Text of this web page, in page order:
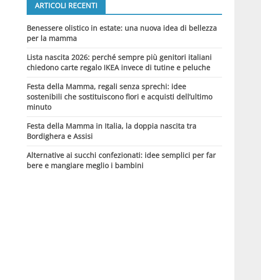
ARTICOLI RECENTI
Benessere olistico in estate: una nuova idea di bellezza
per la mamma
Lista nascita 2026: perché sempre più genitori italiani
chiedono carte regalo IKEA invece di tutine e peluche
Festa della Mamma, regali senza sprechi: idee
sostenibili che sostituiscono fiori e acquisti dell’ultimo
minuto
Festa della Mamma in Italia, la doppia nascita tra
Bordighera e Assisi
Alternative ai succhi confezionati: idee semplici per far
bere e mangiare meglio i bambini